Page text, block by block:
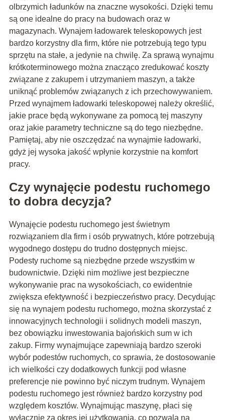
olbrzymich ładunków na znaczne wysokości. Dzięki temu
są one idealne do pracy na budowach oraz w
magazynach. Wynajem ładowarek teleskopowych jest
bardzo korzystny dla firm, które nie potrzebują tego typu
sprzętu na stałe, a jedynie na chwilę. Za sprawą wynajmu
krótkoterminowego można znacząco zredukować koszty
związane z zakupem i utrzymaniem maszyn, a także
uniknąć problemów związanych z ich przechowywaniem.
Przed wynajmem ładowarki teleskopowej należy określić,
jakie prace będą wykonywane za pomocą tej maszyny
oraz jakie parametry techniczne są do tego niezbędne.
Pamiętaj, aby nie oszczędzać na wynajmie ładowarki,
gdyż jej wysoka jakość wpłynie korzystnie na komfort
pracy.
Czy wynajęcie podestu ruchomego
to dobra decyzja?
Wynajęcie podestu ruchomego jest świetnym
rozwiązaniem dla firm i osób prywatnych, które potrzebują
wygodnego dostępu do trudno dostępnych miejsc.
Podesty ruchome są niezbędne przede wszystkim w
budownictwie. Dzięki nim możliwe jest bezpieczne
wykonywanie prac na wysokościach, co ewidentnie
zwiększa efektywność i bezpieczeństwo pracy. Decydując
się na wynajem podestu ruchomego, można skorzystać z
innowacyjnych technologii i solidnych modeli maszyn,
bez obowiązku inwestowania bajońskich sum w ich
zakup. Firmy wynajmujące zapewniają bardzo szeroki
wybór podestów ruchomych, co sprawia, że dostosowanie
ich wielkości czy dodatkowych funkcji pod własne
preferencje nie powinno być niczym trudnym. Wynajem
podestu ruchomego jest również bardzo korzystny pod
względem kosztów. Wynajmując maszynę, płaci się
wyłącznie za okres jej użytkowania, co pozwala na